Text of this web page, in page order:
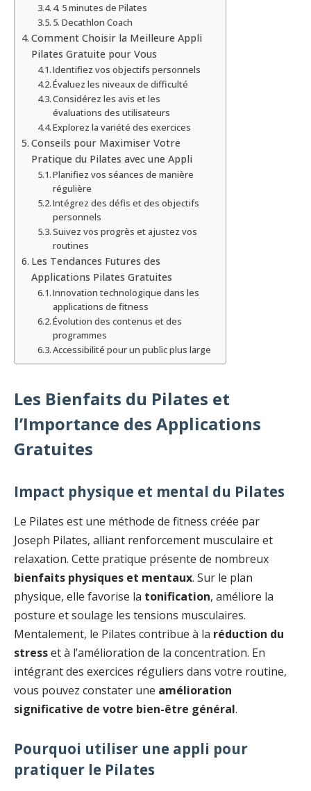
4. 5 minutes de Pilates
5. Decathlon Coach
Comment Choisir la Meilleure Appli
Pilates Gratuite pour Vous
Identifiez vos objectifs personnels
Évaluez les niveaux de difficulté
Considérez les avis et les
évaluations des utilisateurs
Explorez la variété des exercices
Conseils pour Maximiser Votre
Pratique du Pilates avec une Appli
Planifiez vos séances de manière
régulière
Intégrez des défis et des objectifs
personnels
Suivez vos progrès et ajustez vos
routines
Les Tendances Futures des
Applications Pilates Gratuites
Innovation technologique dans les
applications de fitness
Évolution des contenus et des
programmes
Accessibilité pour un public plus large
Les Bienfaits du Pilates et
l’Importance des Applications
Gratuites
Impact physique et mental du Pilates
Le Pilates est une méthode de fitness créée par
Joseph Pilates, alliant renforcement musculaire et
relaxation. Cette pratique présente de nombreux
bienfaits physiques et mentaux. Sur le plan
physique, elle favorise la tonification, améliore la
posture et soulage les tensions musculaires.
Mentalement, le Pilates contribue à la réduction du
stresset à l’amélioration de la concentration. En
intégrant des exercices réguliers dans votre routine,
vous pouvez constater une amélioration
significative de votre bien-être général.
Pourquoi utiliser une appli pour
pratiquer le Pilates